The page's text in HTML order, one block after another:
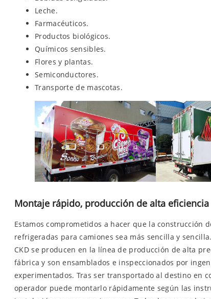
Leche.
Farmacéuticos.
Productos biológicos.
Químicos sensibles.
Flores y plantas.
Semiconductores.
Transporte de mascotas.
Montaje rápido, producción de alta eficiencia
Estamos comprometidos a hacer que la construcción
refrigeradas para camiones sea más sencilla y
CKD se producen en la línea de producción de alta
fábrica y son ensamblados e inspeccionados por
experimentados. Tras ser transportado al destino en
operador puede montarlo rápidamente según las